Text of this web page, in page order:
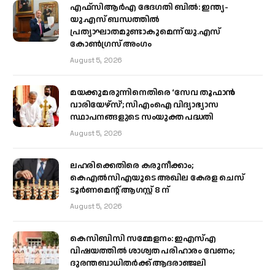
എഫ്‌സിആർഎ ഭേദഗതി ബിൽ: ഇന്ത്യ-
യു.എസ് ബന്ധത്തിൽ
പ്രത്യാഘാതമുണ്ടാകുമെന്ന് യു.എസ്
കോൺഗ്രസ് അംഗം
August 5, 2026
മയക്കുമരുന്നിനെതിരെ ‘സേവ തൂഫാൻ
വാരിയേഴ്‌സ്’; സിഎംഐ വിദ്യാഭ്യാസ
സ്ഥാപനങ്ങളുടെ സംയുക്ത പദ്ധതി
August 5, 2026
ലഹരിക്കെതിരെ കരുനീക്കാം;
കെഎൽസിഎയുടെ അഖില കേരള ചെസ്
ടൂർണമെന്റ് ആഗസ്റ്റ് 8 ന്
August 5, 2026
കെസിബിസി സമ്മേളനം: ഇഎസ്എ
വിഷയത്തിൽ ശാശ്വത പരിഹാരം വേണം;
ദുരന്തബാധിതർക്ക് ആദരാഞ്ജലി